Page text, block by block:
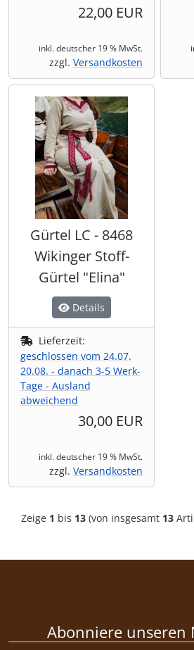
22,00 EUR
inkl. deutscher 19 % MwSt.
zzgl. Versandkosten
Gürtel LC - 8468
Wikinger Stoff-
Gürtel "Elina"
Details
Lieferzeit:
geschlossen vom 24.07.
20.08. - danach 3-5 Werk-
Tage - Ausland
abweichend
30,00 EUR
inkl. deutscher 19 % MwSt.
zzgl. Versandkosten
Zeige 1 bis 13(von insgesamt 13
Abonniere unseren